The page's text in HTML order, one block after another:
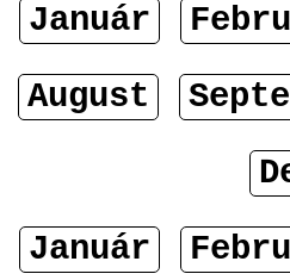
Január
August
Január